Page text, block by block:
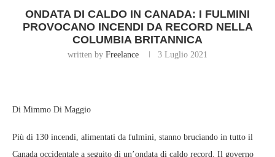
ONDATA DI CALDO IN CANADA: I FULMINI
PROVOCANO INCENDI DA RECORD NELLA
COLUMBIA BRITANNICA
written by Freelance 3 Luglio 2021
Di Mimmo Di Maggio
Più di 130 incendi, alimentati da fulmini, stanno bruciando in tutto il
Canada occidentale a seguito di un’ondata di caldo record. Il governo